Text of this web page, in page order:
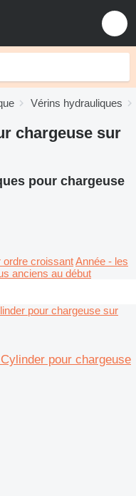
Vérins hydrauliques
chargeuse sur
pour chargeuse
ordre croissantAnnée - les
anciens au début
pour chargeuse